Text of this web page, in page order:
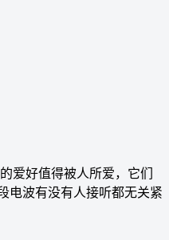
爱好值得被人所爱，它们
电波有没有人接听都无关紧